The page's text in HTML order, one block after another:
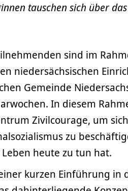
tauschen sich über
sind im
niedersächsischen
Gemeinde
In diesem
Zivilcourage, um
zu
heute zu tun hat.
kurzen Einführung in